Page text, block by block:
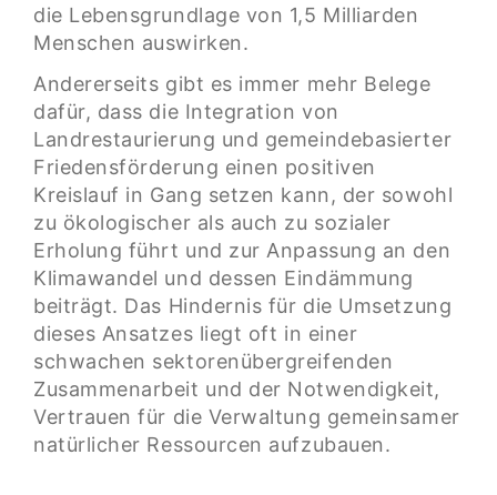
die Lebensgrundlage von 1,5 Milliarden
Menschen auswirken.
Andererseits gibt es immer mehr Belege
dafür, dass die Integration von
Landrestaurierung und gemeindebasierter
Friedensförderung einen positiven
Kreislauf in Gang setzen kann, der sowohl
zu ökologischer als auch zu sozialer
Erholung führt und zur Anpassung an den
Klimawandel und dessen Eindämmung
beiträgt. Das Hindernis für die Umsetzung
dieses Ansatzes liegt oft in einer
schwachen sektorenübergreifenden
Zusammenarbeit und der Notwendigkeit,
Vertrauen für die Verwaltung gemeinsamer
natürlicher Ressourcen aufzubauen.